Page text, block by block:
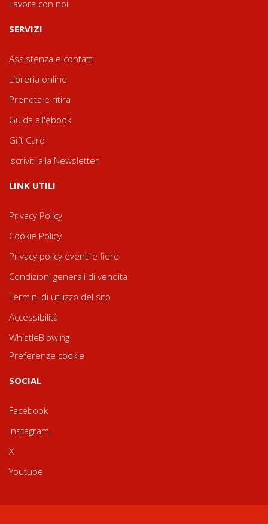
Lavora con noi
SERVIZI
Assistenza e contatti
Libreria online
Prenota e ritira
Guida all'ebook
Gift Card
Iscriviti alla Newsletter
LINK UTILI
Privacy Policy
Cookie Policy
Privacy policy eventi e fiere
Condizioni generali di vendita
Termini di utilizzo del sito
Accessibilità
WhistleBlowing
Preferenze cookie
SOCIAL
Facebook
Instagram
X
Youtube